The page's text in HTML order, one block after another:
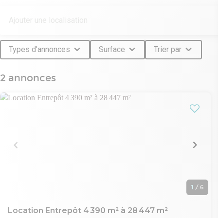
Types d'annonces Surface Trier par
2 annonces
1 / 6
Location Entrepôt 4 390 m² à 28 447 m²